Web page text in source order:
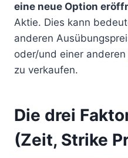
eine neue Option
Aktie. Dies kann
anderen
oder/und einer anderen
zu verkaufen.
Die drei
(Zeit, Strike